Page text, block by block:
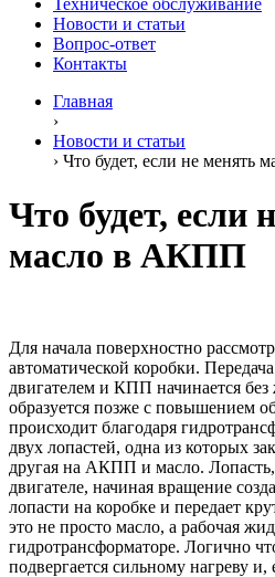
Техническое обслуживание
Новости и статьи
Вопрос-ответ
Контакты
Главная
›
Новости и статьи
› Что будет, если не менять
Что будет, если
масло в АКПП
Для начала поверхностно
автоматической коробки.
двигателем и КПП начинается без
образуется позже с повышением
происходит благодаря
двух лопастей, одна из которых
другая на АКПП и масло. Лопасть,
двигателе, начиная вращение
лопасти на коробке и передает
это не просто масло, а рабочая
гидротрансформаторе. Логично
подвергается сильному нагреву и,